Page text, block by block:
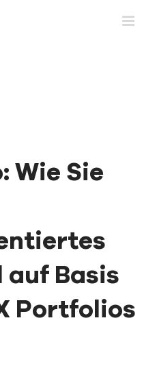
Wie Sie
auf Basis
Portfolios